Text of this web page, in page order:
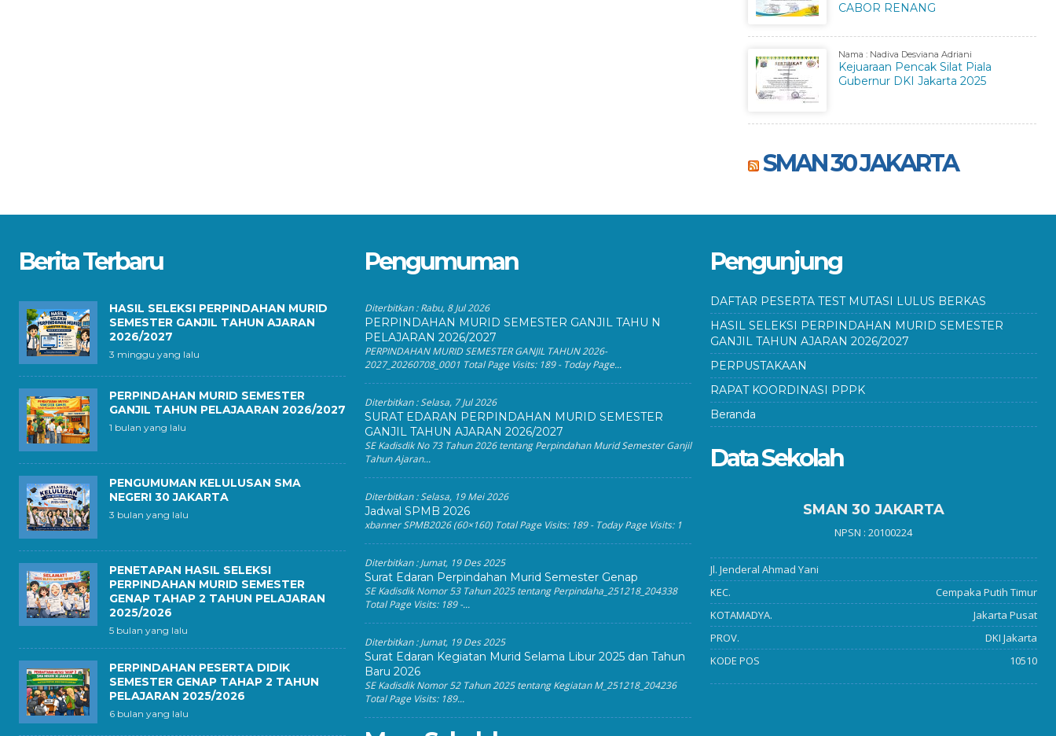
CABOR RENANG
Nama : Nadiva Desviana Adriani
Kejuaraan Pencak Silat Piala
Gubernur DKI Jakarta 2025
SMAN 30 JAKARTA
Berita Terbaru
HASIL SELEKSI PERPINDAHAN MURID
SEMESTER GANJIL TAHUN AJARAN
2026/2027
3 minggu yang lalu
PERPINDAHAN MURID SEMESTER
GANJIL TAHUN PELAJAARAN 2026/2027
1 bulan yang lalu
PENGUMUMAN KELULUSAN SMA
NEGERI 30 JAKARTA
3 bulan yang lalu
PENETAPAN HASIL SELEKSI
PERPINDAHAN MURID SEMESTER
GENAP TAHAP 2 TAHUN PELAJARAN
2025/2026
5 bulan yang lalu
PERPINDAHAN PESERTA DIDIK
SEMESTER GENAP TAHAP 2 TAHUN
PELAJARAN 2025/2026
6 bulan yang lalu
Pengumuman
Diterbitkan :Rabu, 8 Jul 2026
PERPINDAHAN MURID SEMESTER GANJIL TAHU N
PELAJARAN 2026/2027
PERPINDAHAN MURID SEMESTER GANJIL TAHUN 2026-
2027_20260708_0001 Total Page Visits: 189 - Today Page...
Diterbitkan :Selasa, 7 Jul 2026
SURAT EDARAN PERPINDAHAN MURID SEMESTER
GANJIL TAHUN AJARAN 2026/2027
SE Kadisdik No 73 Tahun 2026 tentang Perpindahan Murid Semester Ganjil
Tahun Ajaran...
Diterbitkan :Selasa, 19 Mei 2026
Jadwal SPMB 2026
xbanner SPMB2026 (60×160) Total Page Visits: 189 - Today Page Visits: 1
Diterbitkan :Jumat, 19 Des 2025
Surat Edaran Perpindahan Murid Semester Genap
SE Kadisdik Nomor 53 Tahun 2025 tentang Perpindaha_251218_204338
Total Page Visits: 189 -...
Diterbitkan :Jumat, 19 Des 2025
Surat Edaran Kegiatan Murid Selama Libur 2025 dan Tahun
Baru 2026
SE Kadisdik Nomor 52 Tahun 2025 tentang Kegiatan M_251218_204236
Total Page Visits: 189...
Pengunjung
DAFTAR PESERTA TEST MUTASI LULUS BERKAS
HASIL SELEKSI PERPINDAHAN MURID SEMESTER
GANJIL TAHUN AJARAN 2026/2027
PERPUSTAKAAN
RAPAT KOORDINASI PPPK
Beranda
Data Sekolah
SMAN 30 JAKARTA
NPSN : 20100224
Jl. Jenderal Ahmad Yani
KEC.
Cempaka Putih Timur
KOTAMADYA.
Jakarta Pusat
PROV.
DKI Jakarta
KODE POS
10510